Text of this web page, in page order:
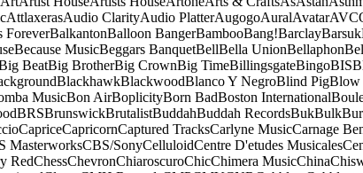
AttlaxerasAudio ClarityAudio PlatterAugogoAuralAvatar
ForeverBalkantonBalloon BangerBambooBang!BarclayBarsuk
Because MusicBeggars BanquetBellBella UnionBellaphon
BeatBig BrotherBig CrownBig TimeBillingsgateBingoBIS
BlackhawkBlackwoodBlanco Y NegroBlind PigBlow
MusicBon AirBoplicityBorn BadBoston International
BRSBrunswickBrutalistBuddahBuddah RecordsBukBulk
CapriceCapricornCaptured TracksCarlyne MusicCarnage
MasterworksCBS/SonyCelluloidCentre D'etudes Musicales
RedChessChevronChiaroscuroChicChimera MusicChina